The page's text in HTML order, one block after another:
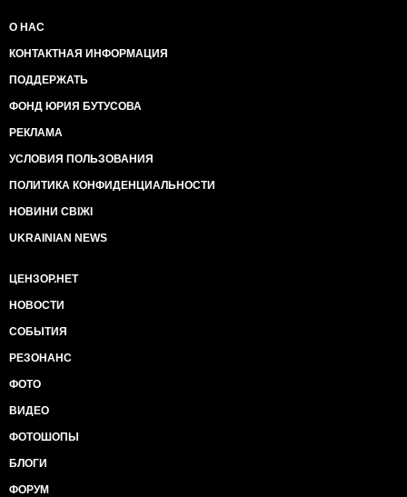
О НАС
КОНТАКТНАЯ ИНФОРМАЦИЯ
ПОДДЕРЖАТЬ
ФОНД ЮРИЯ БУТУСОВА
РЕКЛАМА
УСЛОВИЯ ПОЛЬЗОВАНИЯ
ПОЛИТИКА КОНФИДЕНЦИАЛЬНОСТИ
НОВИНИ СВІЖІ
UKRAINIAN NEWS
ЦЕНЗОР.НЕТ
НОВОСТИ
СОБЫТИЯ
РЕЗОНАНС
ФОТО
ВИДЕО
ФОТОШОПЫ
БЛОГИ
ФОРУМ